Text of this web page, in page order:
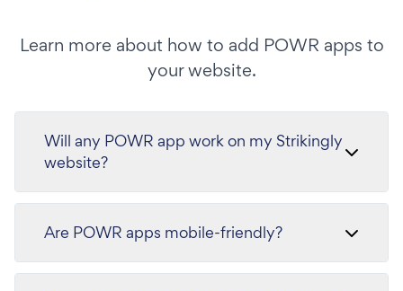
Learn more about how to add POWR apps to
your website.
Will any POWR app work on my Strikingly
website?
Are POWR apps mobile-friendly?